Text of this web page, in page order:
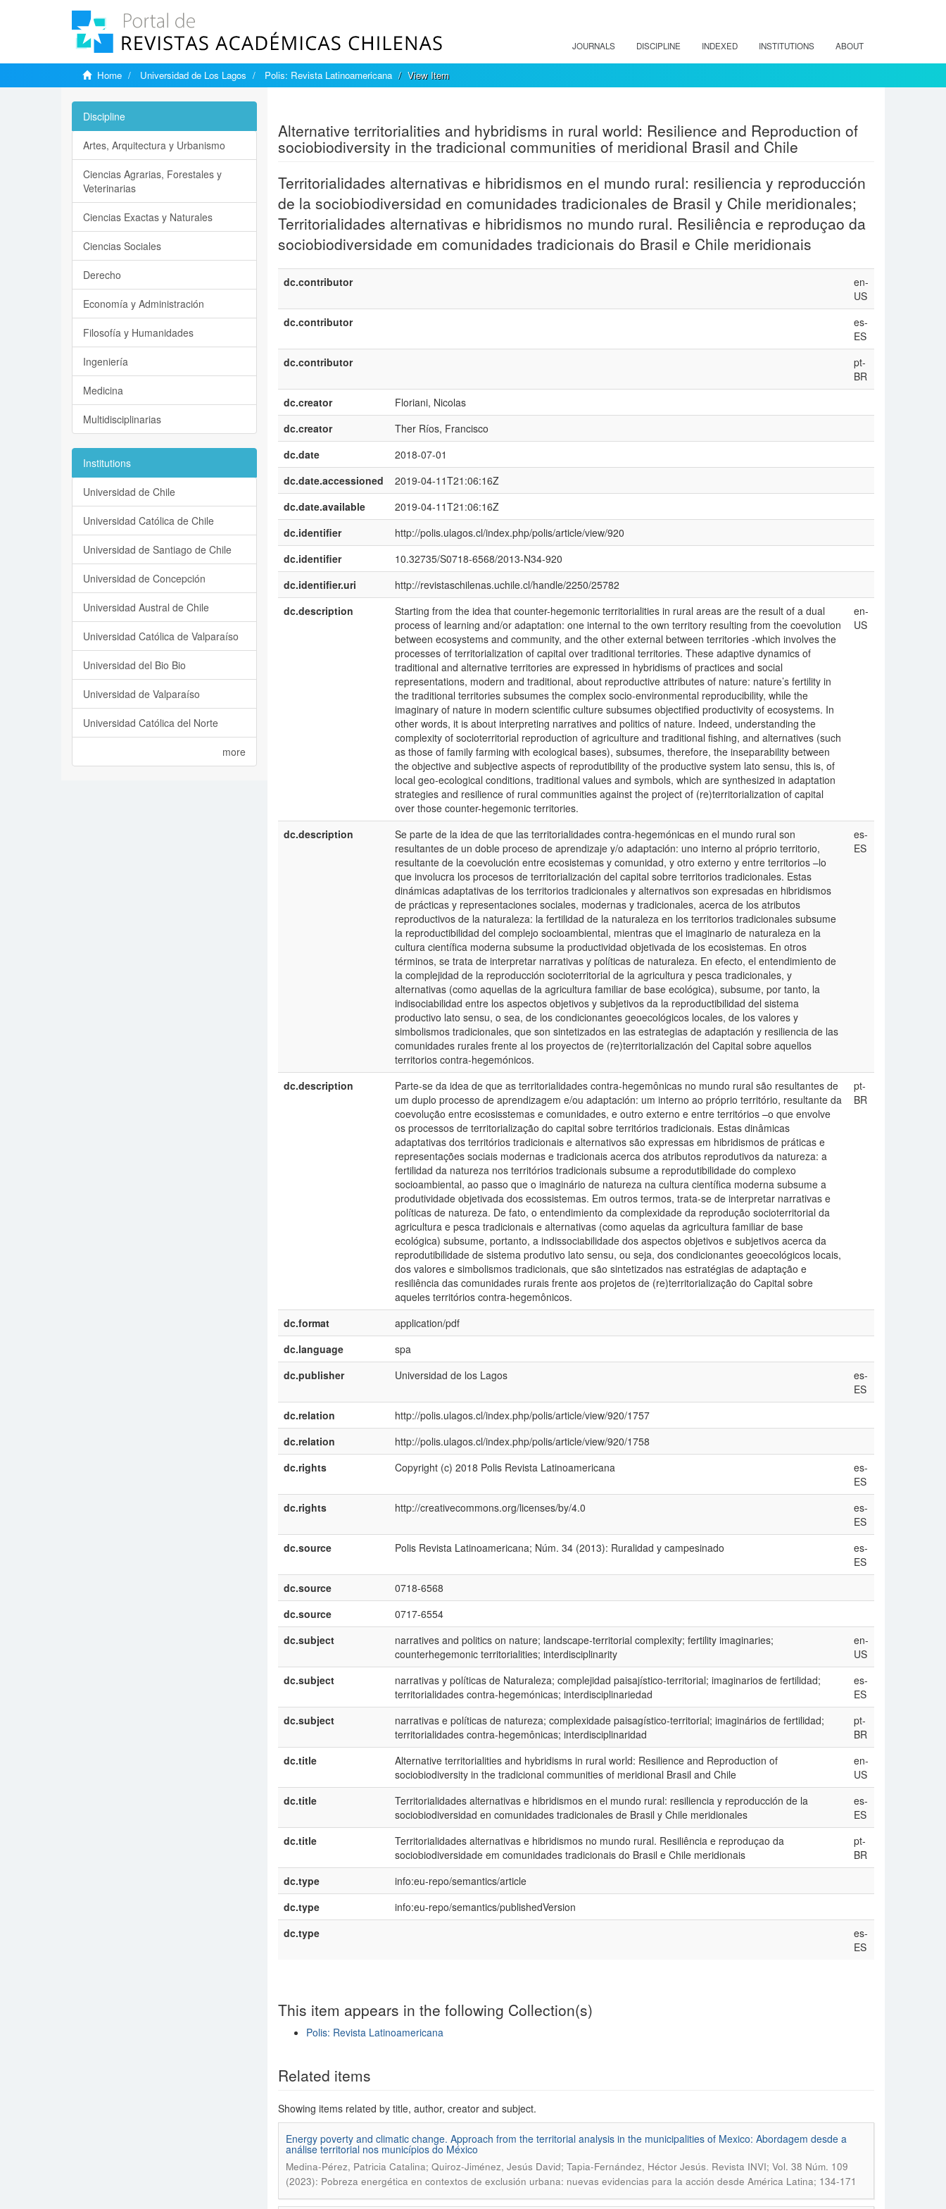
JOURNALS DISCIPLINE INDEXED INSTITUTIONS ABOUT
Home Universidad de Los Lagos Polis: Revista Latinoamericana View Item
Alternative territorialities and hybridisms in rural world: Resilience and Reproduction of
sociobiodiversity in the tradicional communities of meridional Brasil and Chile
Territorialidades alternativas e hibridismos en el mundo rural: resiliencia y reproducción
de la sociobiodiversidad en comunidades tradicionales de Brasil y Chile meridionales;
Territorialidades alternativas e hibridismos no mundo rural. Resiliência e reproduçao da
sociobiodiversidade em comunidades tradicionais do Brasil e Chile meridionais
dc.contributor
en-
US
dc.contributor
es-
ES
dc.contributor
pt-
BR
dc.creator
Floriani, Nicolas
dc.creator
Ther Ríos, Francisco
dc.date
2018-07-01
dc.date.accessioned
2019-04-11T21:06:16Z
dc.date.available
2019-04-11T21:06:16Z
dc.identifier
http://polis.ulagos.cl/index.php/polis/article/view/920
dc.identifier
10.32735/S0718-6568/2013-N34-920
dc.identifier.uri
http://revistaschilenas.uchile.cl/handle/2250/25782
dc.description
Starting from the idea that counter-hegemonic territorialities in rural areas are the result of a dual
process of learning and/or adaptation: one internal to the own territory resulting from the coevolution
between ecosystems and community, and the other external between territories -which involves the
processes of territorialization of capital over traditional territories. These adaptive dynamics of
traditional and alternative territories are expressed in hybridisms of practices and social
representations, modern and traditional, about reproductive attributes of nature: nature’s fertility in
the traditional territories subsumes the complex socio-environmental reproducibility, while the
imaginary of nature in modern scientific culture subsumes objectified productivity of ecosystems. In
other words, it is about interpreting narratives and politics of nature. Indeed, understanding the
complexity of socioterritorial reproduction of agriculture and traditional fishing, and alternatives (such
as those of family farming with ecological bases), subsumes, therefore, the inseparability between
the objective and subjective aspects of reprodutibility of the productive system lato sensu, this is, of
local geo-ecological conditions, traditional values and symbols, which are synthesized in adaptation
strategies and resilience of rural communities against the project of (re)territorialization of capital
over those counter-hegemonic territories.
en-
US
dc.description
Se parte de la idea de que las territorialidades contra-hegemónicas en el mundo rural son
resultantes de un doble proceso de aprendizaje y/o adaptación: uno interno al próprio territorio,
resultante de la coevolución entre ecosistemas y comunidad, y otro externo y entre territorios –lo
que involucra los procesos de territorialización del capital sobre territorios tradicionales. Estas
dinámicas adaptativas de los territorios tradicionales y alternativos son expresadas en hibridismos
de prácticas y representaciones sociales, modernas y tradicionales, acerca de los atributos
reproductivos de la naturaleza: la fertilidad de la naturaleza en los territorios tradicionales subsume
la reproductibilidad del complejo socioambiental, mientras que el imaginario de naturaleza en la
cultura científica moderna subsume la productividad objetivada de los ecosistemas. En otros
términos, se trata de interpretar narrativas y políticas de naturaleza. En efecto, el entendimiento de
la complejidad de la reproducción socioterritorial de la agricultura y pesca tradicionales, y
alternativas (como aquellas de la agricultura familiar de base ecológica), subsume, por tanto, la
indisociabilidad entre los aspectos objetivos y subjetivos da la reproductibilidad del sistema
productivo lato sensu, o sea, de los condicionantes geoecológicos locales, de los valores y
simbolismos tradicionales, que son sintetizados en las estrategias de adaptación y resiliencia de las
comunidades rurales frente al los proyectos de (re)territorialización del Capital sobre aquellos
territorios contra-hegemónicos.
es-
ES
dc.description
Parte-se da idea de que as territorialidades contra-hegemônicas no mundo rural são resultantes de
um duplo processo de aprendizagem e/ou adaptación: um interno ao próprio território, resultante da
coevolução entre ecosisstemas e comunidades, e outro externo e entre territórios –o que envolve
os processos de territorialização do capital sobre territórios tradicionais. Estas dinâmicas
adaptativas dos territórios tradicionais e alternativos são expressas em hibridismos de práticas e
representações sociais modernas e tradicionais acerca dos atributos reprodutivos da natureza: a
fertilidad da natureza nos territórios tradicionais subsume a reprodutibilidade do complexo
socioambiental, ao passo que o imaginário de natureza na cultura científica moderna subsume a
produtividade objetivada dos ecossistemas. Em outros termos, trata-se de interpretar narrativas e
políticas de natureza. De fato, o entendimiento da complexidade da reprodução socioterritorial da
agricultura e pesca tradicionais e alternativas (como aquelas da agricultura familiar de base
ecológica) subsume, portanto, a indissociabilidade dos aspectos objetivos e subjetivos acerca da
reprodutibilidade de sistema produtivo lato sensu, ou seja, dos condicionantes geoecológicos locais,
dos valores e simbolismos tradicionais, que são sintetizados nas estratégias de adaptação e
resiliência das comunidades rurais frente aos projetos de (re)territorialização do Capital sobre
aqueles territórios contra-hegemônicos.
pt-
BR
dc.format
application/pdf
dc.language
spa
dc.publisher
Universidad de los Lagos
es-
ES
dc.relation
http://polis.ulagos.cl/index.php/polis/article/view/920/1757
dc.relation
http://polis.ulagos.cl/index.php/polis/article/view/920/1758
dc.rights
Copyright (c) 2018 Polis Revista Latinoamericana
es-
ES
dc.rights
http://creativecommons.org/licenses/by/4.0
es-
ES
dc.source
Polis Revista Latinoamericana; Núm. 34 (2013): Ruralidad y campesinado
es-
ES
dc.source
0718-6568
dc.source
0717-6554
dc.subject
narratives and politics on nature; landscape-territorial complexity; fertility imaginaries;
counterhegemonic territorialities; interdisciplinarity
en-
US
dc.subject
narrativas y políticas de Naturaleza; complejidad paisajístico-territorial; imaginarios de fertilidad;
territorialidades contra-hegemónicas; interdisciplinariedad
es-
ES
dc.subject
narrativas e políticas de natureza; complexidade paisagístico-territorial; imaginários de fertilidad;
territorialidades contra-hegemônicas; interdisciplinaridad
pt-
BR
dc.title
Alternative territorialities and hybridisms in rural world: Resilience and Reproduction of
sociobiodiversity in the tradicional communities of meridional Brasil and Chile
en-
US
dc.title
Territorialidades alternativas e hibridismos en el mundo rural: resiliencia y reproducción de la
sociobiodiversidad en comunidades tradicionales de Brasil y Chile meridionales
es-
ES
dc.title
Territorialidades alternativas e hibridismos no mundo rural. Resiliência e reproduçao da
sociobiodiversidade em comunidades tradicionais do Brasil e Chile meridionais
pt-
BR
dc.type
info:eu-repo/semantics/article
dc.type
info:eu-repo/semantics/publishedVersion
dc.type
es-
ES
This item appears in the following Collection(s)
Polis: Revista Latinoamericana
Related items
Showing items related by title, author, creator and subject.
Energy poverty and climatic change. Approach from the territorial analysis in the municipalities of Mexico: Abordagem desde a
análise territorial nos municípios do México
Medina-Pérez, Patricia Catalina; Quiroz-Jiménez, Jesús David; Tapia-Fernández, Héctor Jesús. Revista INVI; Vol. 38 Núm. 109
(2023): Pobreza energética en contextos de exclusión urbana: nuevas evidencias para la acción desde América Latina; 134-171
Discipline
Artes, Arquitectura y Urbanismo
Ciencias Agrarias, Forestales y
Veterinarias
Ciencias Exactas y Naturales
Ciencias Sociales
Derecho
Economía y Administración
Filosofía y Humanidades
Ingeniería
Medicina
Multidisciplinarias
Institutions
Universidad de Chile
Universidad Católica de Chile
Universidad de Santiago de Chile
Universidad de Concepción
Universidad Austral de Chile
Universidad Católica de Valparaíso
Universidad del Bio Bio
Universidad de Valparaíso
Universidad Católica del Norte
more